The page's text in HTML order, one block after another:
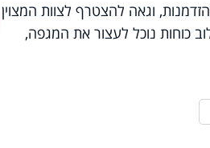
וגאה להצטרף לצוות המצוין
כוחות נוכל לעצור את המגפה,